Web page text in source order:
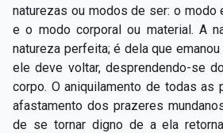
naturezas ou modos de ser: o modo
e o modo corporal ou material. A
natureza perfeita; é dela que
ele deve voltar, desprendendo-se
corpo. O aniquilamento de todas as
afastamento dos prazeres
de se tornar digno de a ela